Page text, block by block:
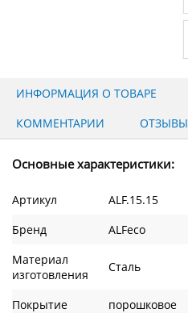
ИНФОРМАЦИЯ О ТОВАРЕ
КОММЕНТАРИИ
Основные характеристики:
Артикул
ALF.15.15
Бренд
ALFeco
Материал
изготовления
Сталь
Покрытие
порошковое